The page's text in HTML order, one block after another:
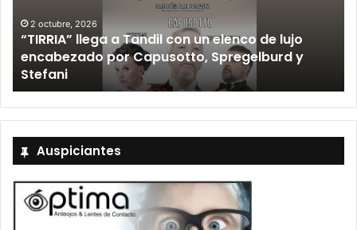
2 octubre, 2026
“TIRRIA” llega a Tandil con un elenco de lujo
encabezado por Capusotto, Spregelburd y
Stefani
Auspiciantes